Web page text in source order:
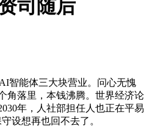
司随后
能体三大块营业。问心无愧
角落里，本钱沸腾。世界经济论
年，人社部担任人也正在平易
设想再也回不去了。